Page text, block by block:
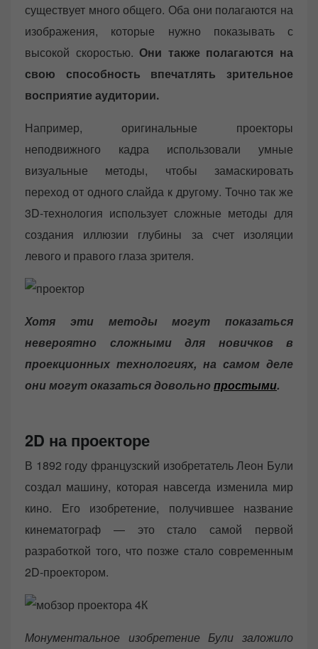
существует много общего. Оба они полагаются на
изображения, которые нужно показывать с
высокой скоростью.Они также полагаются на
свою способность впечатлять зрительное
восприятие аудитории.
Например, оригинальные проекторы
неподвижного кадра использовали умные
визуальные методы, чтобы замаскировать
переход от одного слайда к другому. Точно так же
3D-технология использует сложные методы для
создания иллюзии глубины за счет изоляции
левого и правого глаза зрителя.
Хотя эти методы могут показаться
невероятно сложными для новичков в
проекционных технологиях, на самом деле
они могут оказаться довольно простыми.
2D на проекторе
В 1892 году французский изобретатель Леон Були
создал машину, которая навсегда изменила мир
кино. Его изобретение, получившее название
кинематограф — это стало самой первой
разработкой того, что позже стало современным
2D-проектором.
Монументальное изобретение Були заложило